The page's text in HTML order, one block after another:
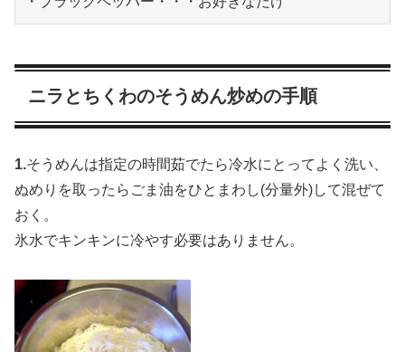
ニラとちくわのそうめん炒めの手順
1.そうめんは指定の時間茹でたら冷水にとってよく洗い、
ぬめりを取ったらごま油をひとまわし(分量外)して混ぜて
おく。
氷水でキンキンに冷やす必要はありません。